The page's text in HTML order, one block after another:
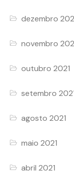
dezembro
novembro
outubro 2021
setembro
agosto 2021
maio 2021
abril 2021